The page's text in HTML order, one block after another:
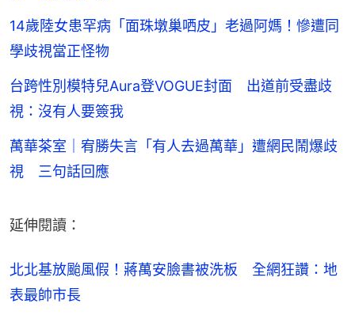
14歲陸女患罕病「面珠墩巢哂皮」老過阿媽！慘遭同
學歧視當正怪物
台跨性別模特兒Aura登VOGUE封面 出道前受盡歧
視：沒有人要簽我
萬華茶室｜宥勝失言「有人去過萬華」遭網民鬧爆歧
視 三句話回應
延伸閱讀：
北北基放颱風假！蔣萬安臉書被洗板　全網狂讚：地
表最帥市長